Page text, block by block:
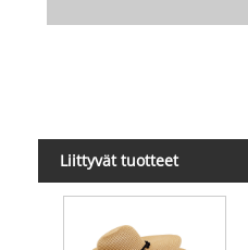
Liittyvät tuotteet